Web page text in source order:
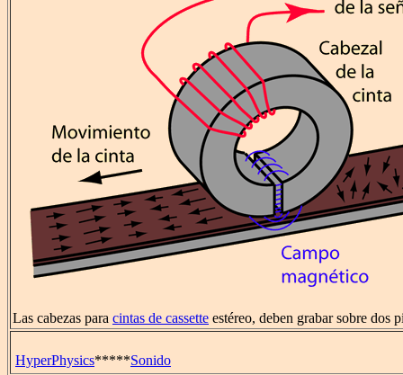
Las cabezas para cintas de cassette estéreo, deben grabar sobre dos
HyperPhysics*****Sonido